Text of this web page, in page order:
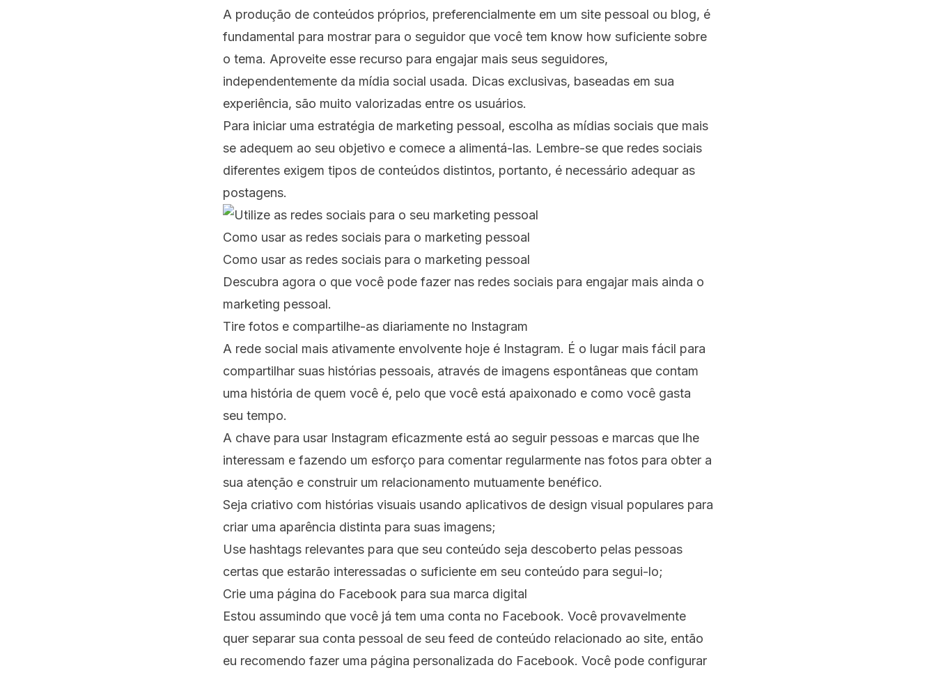
A produção de conteúdos próprios, preferencialmente em um site pessoal ou blog, é
fundamental para mostrar para o seguidor que você tem know how suficiente sobre
o tema. Aproveite esse recurso para engajar mais seus seguidores,
independentemente da mídia social usada. Dicas exclusivas, baseadas em sua
experiência, são muito valorizadas entre os usuários.
Para iniciar uma estratégia de marketing pessoal, escolha as mídias sociais que mais
se adequem ao seu objetivo e comece a alimentá-las. Lembre-se que redes sociais
diferentes exigem tipos de conteúdos distintos, portanto, é necessário adequar as
postagens.
Como usar as redes sociais para o marketing pessoal
Como usar as redes sociais para o marketing pessoal
Descubra agora o que você pode fazer nas redes sociais para engajar mais ainda o
marketing pessoal.
Tire fotos e compartilhe-as diariamente no Instagram
A rede social mais ativamente envolvente hoje é Instagram. É o lugar mais fácil para
compartilhar suas histórias pessoais, através de imagens espontâneas que contam
uma história de quem você é, pelo que você está apaixonado e como você gasta
seu tempo.
A chave para usar Instagram eficazmente está ao seguir pessoas e marcas que lhe
interessam e fazendo um esforço para comentar regularmente nas fotos para obter a
sua atenção e construir um relacionamento mutuamente benéfico.
Seja criativo com histórias visuais usando aplicativos de design visual populares para
criar uma aparência distinta para suas imagens;
Use hashtags relevantes para que seu conteúdo seja descoberto pelas pessoas
certas que estarão interessadas o suficiente em seu conteúdo para segui-lo;
Crie uma página do Facebook para sua marca digital
Estou assumindo que você já tem uma conta no Facebook. Você provavelmente
quer separar sua conta pessoal de seu feed de conteúdo relacionado ao site, então
eu recomendo fazer uma página personalizada do Facebook. Você pode configurar